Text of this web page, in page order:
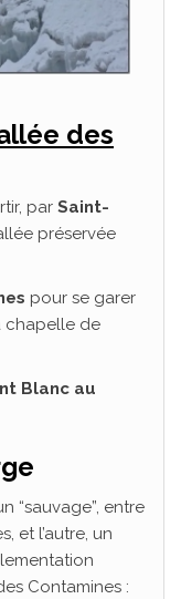
des
par Saint-
préservée
pour se garer
chapelle de
Blanc au
“sauvage”, entre
et l’autre, un
Contamines :